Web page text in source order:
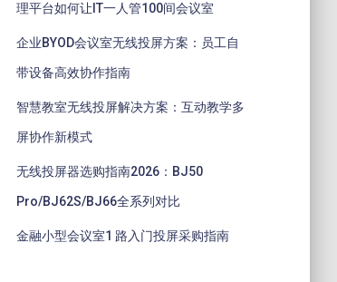
理平台如何让IT一人管100间会议室
企业BYOD会议室无线投屏方案：员工自
带设备高效协作指南
智慧教室无线投屏解决方案：互动教学多
屏协作新模式
无线投屏器选购指南2026：BJ50
Pro/BJ62S/BJ66全系列对比
金融小型会议室1 路入门投屏采购指南